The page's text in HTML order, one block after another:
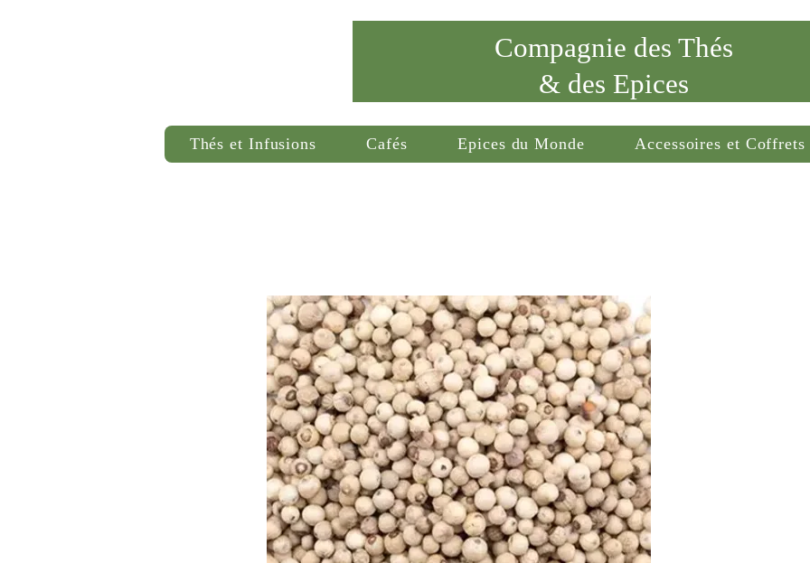
Compagnie des Thés
& des Epices
Thés et Infusions Cafés Epices du Monde Accessoires et Coffrets